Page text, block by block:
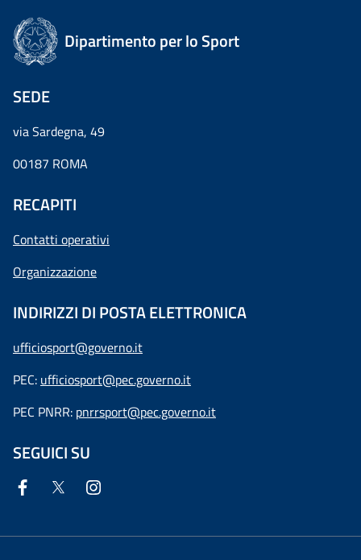
Dipartimento per lo Sport
SEDE
via Sardegna, 49
00187 ROMA
RECAPITI
Contatti operativi
Organizzazione
INDIRIZZI DI POSTA ELETTRONICA
ufficiosport@governo.it
PEC: ufficiosport@pec.governo.it
PEC PNRR: pnrrsport@pec.governo.it
SEGUICI SU